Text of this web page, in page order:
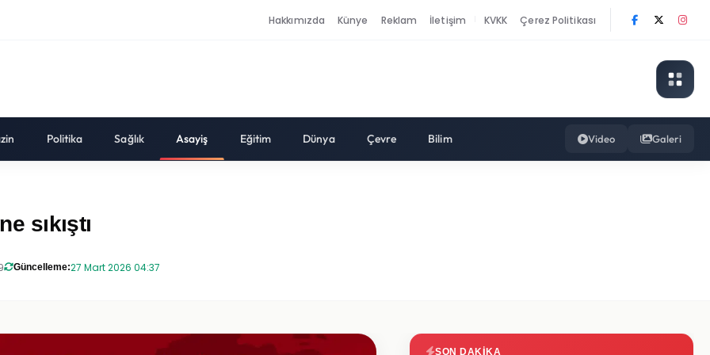
Hakkımızda Künye Reklam İletişim KVKK Çerez Politikası
Politika Sağlık Asayiş Eğitim Dünya Çevre Bilim Video Galeri
sıkıştı
Güncelleme:27 Mart 2026 04:37
SON DAKIKA